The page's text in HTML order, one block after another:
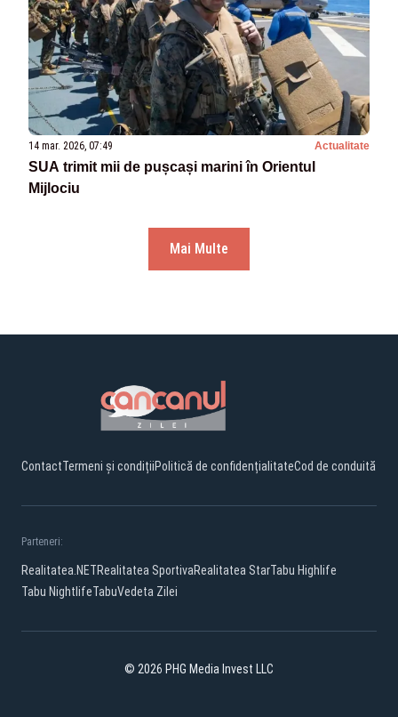
14 mar. 2026, 07:49 Actualitate
SUA trimit mii de pușcași marini în Orientul
Mijlociu
Mai Multe
ContactTermeni și condițiiPolitică de confidențialitateCod de conduită
Parteneri:
Realitatea.NETRealitatea SportivaRealitatea StarTabu Highlife
Tabu NightlifeTabuVedeta Zilei
© 2026 PHG Media Invest LLC